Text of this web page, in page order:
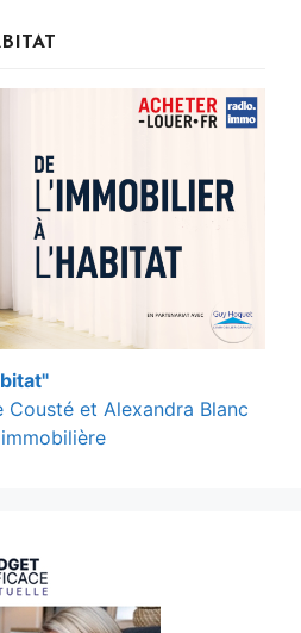
Cousté et Alexandra Blanc